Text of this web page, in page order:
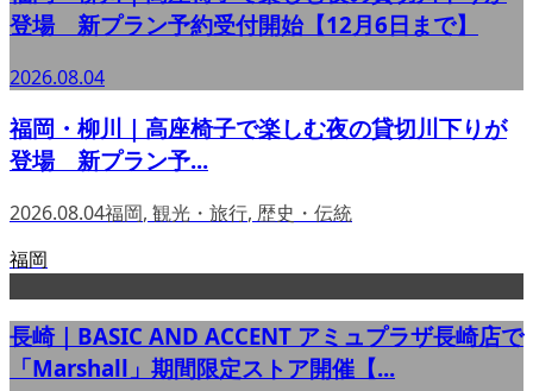
登場 新プラン予約受付開始【12月6日まで】
2026.08.04
福岡・柳川｜高座椅子で楽しむ夜の貸切川下りが
登場 新プラン予...
2026.08.04福岡, 観光・旅行, 歴史・伝統
福岡
長崎｜BASIC AND ACCENT アミュプラザ長崎店で
「Marshall」期間限定ストア開催【...